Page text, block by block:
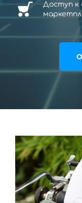
Доступ к